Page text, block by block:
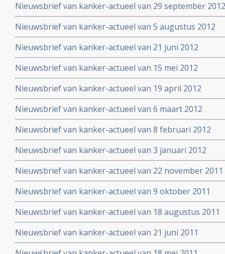
Nieuwsbrief van kanker-actueel van 29 september
Nieuwsbrief van kanker-actueel van 5 augustus 2012
Nieuwsbrief van kanker-actueel van 21 juni 2012
Nieuwsbrief van kanker-actueel van 15 mei 2012
Nieuwsbrief van kanker-actueel van 19 april 2012
Nieuwsbrief van kanker-actueel van 6 maart 2012
Nieuwsbrief van kanker-actueel van 8 februari 2012
Nieuwsbrief van kanker-actueel van 3 januari 2012
Nieuwsbrief van kanker-actueel van 22 november 2011
Nieuwsbrief van kanker-actueel van 9 oktober 2011
Nieuwsbrief van kanker-actueel van 18 augustus 2011
Nieuwsbrief van kanker-actueel van 21 juni 2011